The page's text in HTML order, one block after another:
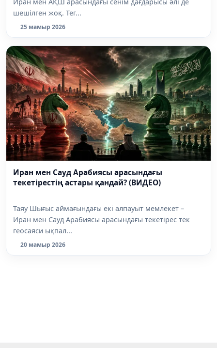
шешілген жоқ. Тег...
25 мамыр 2026
Иран мен Сауд Арабиясы арасындағы
текетірестің астары қандай? (ВИДЕО)
Таяу Шығыс аймағындағы екі алпауыт мемлекет –
Иран мен Сауд Арабиясы арасындағы текетірес тек
геосаяси ықпал...
20 мамыр 2026